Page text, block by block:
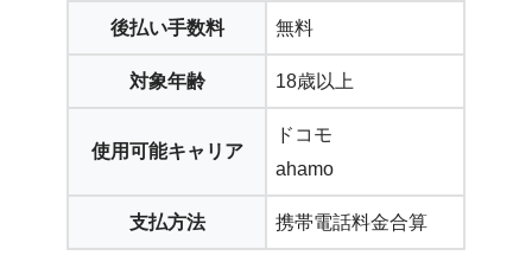
後払い手数料 無料
対象年齢 18歳以上
使用可能キャリア
ドコモ
ahamo
支払方法 携帯電話料金合算